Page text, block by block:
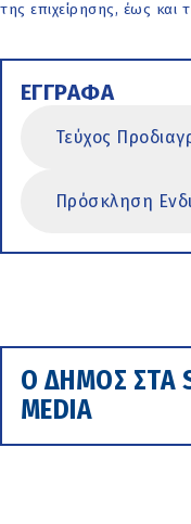
της επιχείρησης, έως και
ΕΓΓΡΑΦΑ
Τεύχος
Πρόσκληση
Ο ΔΗΜΟΣ ΣΤΑ
MEDIA